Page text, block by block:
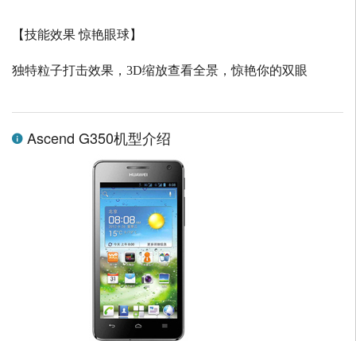
【技能效果 惊艳眼球】
独特粒子打击效果， 3D缩放查看全景，惊艳你的双眼
Ascend G350机型介绍